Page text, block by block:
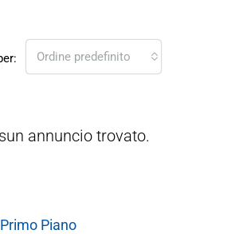
Ordine predefinito
annuncio trovato.
Piano